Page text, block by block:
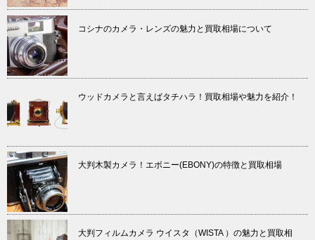
コシナのカメラ・レンズの魅力と買取相場について
ウッドカメラと言えばタチハラ！買取相場や魅力を紹介！
大判木製カメラ！エボニー(EBONY)の特徴と買取相場
大判フィルムカメラ ウイスタ（WISTA ）の魅力と買取相